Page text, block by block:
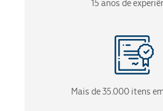
15 anos de
Mais de 35.000 itens